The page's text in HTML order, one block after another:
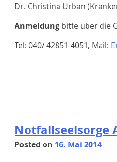
Dr. Christina Urban
Anmeldung bitte über die
Tel: 040/ 42851-4051, Mail:
Notfallseelsorge
Posted on 16. Mai 2014